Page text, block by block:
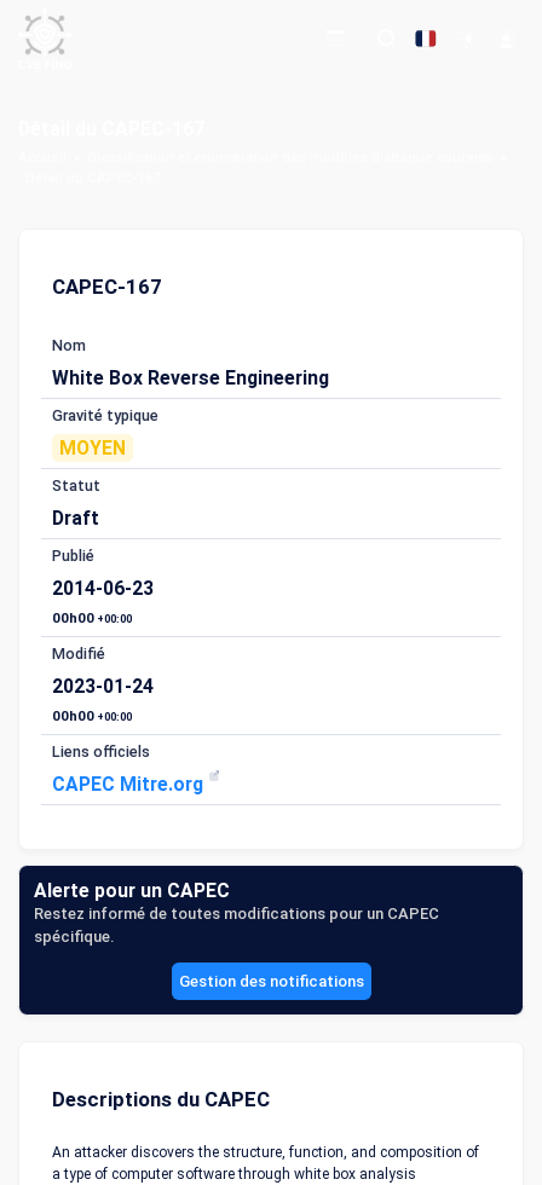
CAPEC-167
Nom
White Box Reverse Engineering
Gravité typique
MOYEN
Statut
Draft
Publié
2014-06-23
00h00 +00:00
Modifié
2023-01-24
00h00 +00:00
Liens officiels
CAPEC Mitre.org
Alerte pour un CAPEC
Restez informé de toutes modifications pour un CAPEC
spécifique.
Gestion des notifications
Descriptions du CAPEC
An attacker discovers the structure, function, and composition of
a type of computer software through white box analysis